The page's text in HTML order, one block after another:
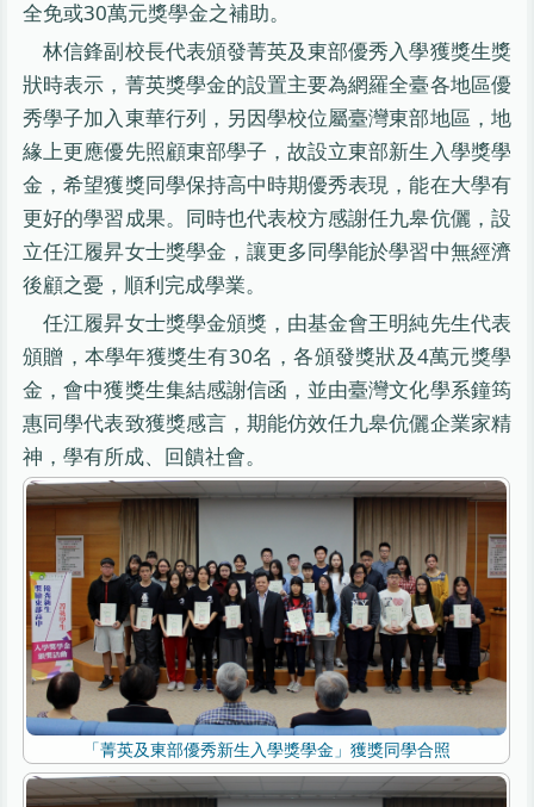
全免或30萬元獎學金之補助。
林信鋒副校長代表頒發菁英及東部優秀入學獲獎生獎
狀時表示，菁英獎學金的設置主要為網羅全臺各地區優
秀學子加入東華行列，另因學校位屬臺灣東部地區，地
緣上更應優先照顧東部學子，故設立東部新生入學獎學
金，希望獲獎同學保持高中時期優秀表現，能在大學有
更好的學習成果。同時也代表校方感謝任九皋伉儷，設
立任江履昇女士獎學金，讓更多同學能於學習中無經濟
後顧之憂，順利完成學業。
任江履昇女士獎學金頒獎，由基金會王明純先生代表
頒贈，本學年獲獎生有30名，各頒發獎狀及4萬元獎學
金，會中獲獎生集結感謝信函，並由臺灣文化學系鐘筠
惠同學代表致獲獎感言，期能仿效任九皋伉儷企業家精
神，學有所成、回饋社會。
「菁英及東部優秀新生入學獎學金」獲獎同學合照